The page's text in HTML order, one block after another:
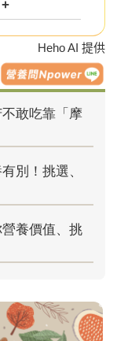
+
Heho AI 提供